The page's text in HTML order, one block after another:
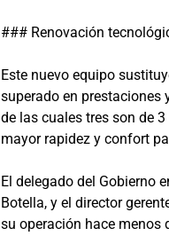
### Renovación
Este nuevo equipo
superado en prestaciones
de las cuales tres son de
mayor rapidez y confort
El delegado del Gobierno
Botella, y el director
su operación hace